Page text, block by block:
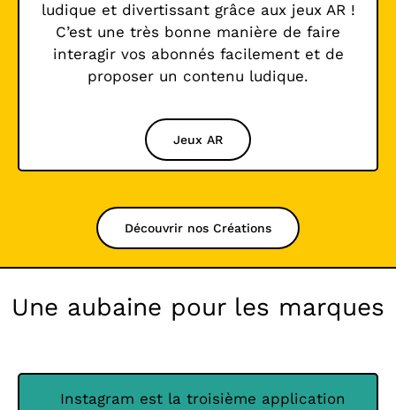
ludique et divertissant grâce aux jeux AR !
C’est une très bonne manière de faire
interagir vos abonnés facilement et de
proposer un contenu ludique.
Jeux AR
Découvrir nos Créations
Une aubaine pour les marques
Instagram est la troisième application